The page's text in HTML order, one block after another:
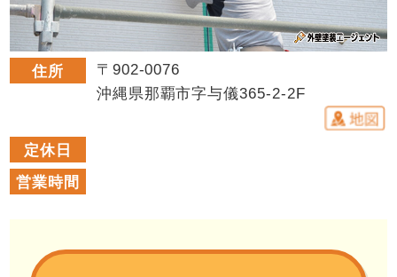
住所
〒902-0076
沖縄県那覇市字与儀365-2-2F
定休日
営業時間